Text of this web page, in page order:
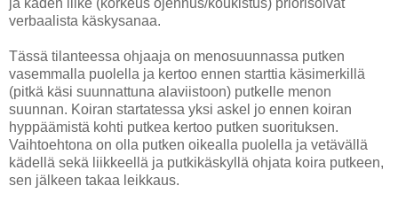
verbaalista käskysanaa.
Tässä tilanteessa ohjaaja on menosuunnassa putken
vasemmalla puolella ja kertoo ennen starttia käsimerkillä
(pitkä käsi suunnattuna alaviistoon) putkelle menon
suunnan. Koiran startatessa yksi askel jo ennen koiran
hyppäämistä kohti putkea kertoo putken suorituksen.
Vaihtoehtona on olla putken oikealla puolella ja vetävällä
kädellä sekä liikkeellä ja putkikäskyllä ohjata koira putkeen,
sen jälkeen takaa leikkaus.